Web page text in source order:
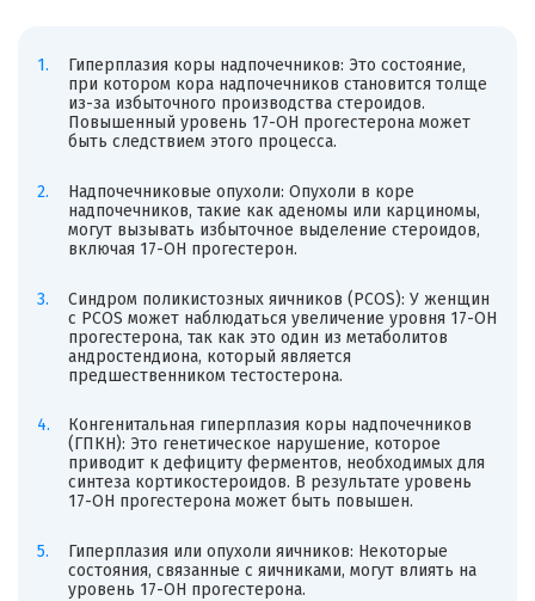
Гиперплазия коры надпочечников: Это состояние,
при котором кора надпочечников становится толще
из-за избыточного производства стероидов.
Повышенный уровень 17-ОН прогестерона может
быть следствием этого процесса.
Надпочечниковые опухоли: Опухоли в коре
надпочечников, такие как аденомы или карциномы,
могут вызывать избыточное выделение стероидов,
включая 17-ОН прогестерон.
Синдром поликистозных яичников (PCOS): У женщин
с PCOS может наблюдаться увеличение уровня 17-ОН
прогестерона, так как это один из метаболитов
андростендиона, который является
предшественником тестостерона.
Конгенитальная гиперплазия коры надпочечников
(ГПКН): Это генетическое нарушение, которое
приводит к дефициту ферментов, необходимых для
синтеза кортикостероидов. В результате уровень
17-ОН прогестерона может быть повышен.
Гиперплазия или опухоли яичников: Некоторые
состояния, связанные с яичниками, могут влиять на
уровень 17-ОН прогестерона.